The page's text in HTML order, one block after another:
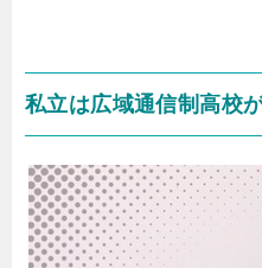
私立は広域通信制高校